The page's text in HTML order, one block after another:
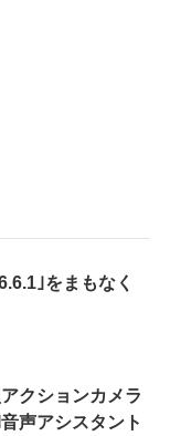
｣をまもなく
クションカメラ
声アシスタント